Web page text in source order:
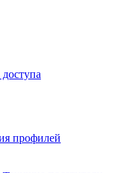
профилей